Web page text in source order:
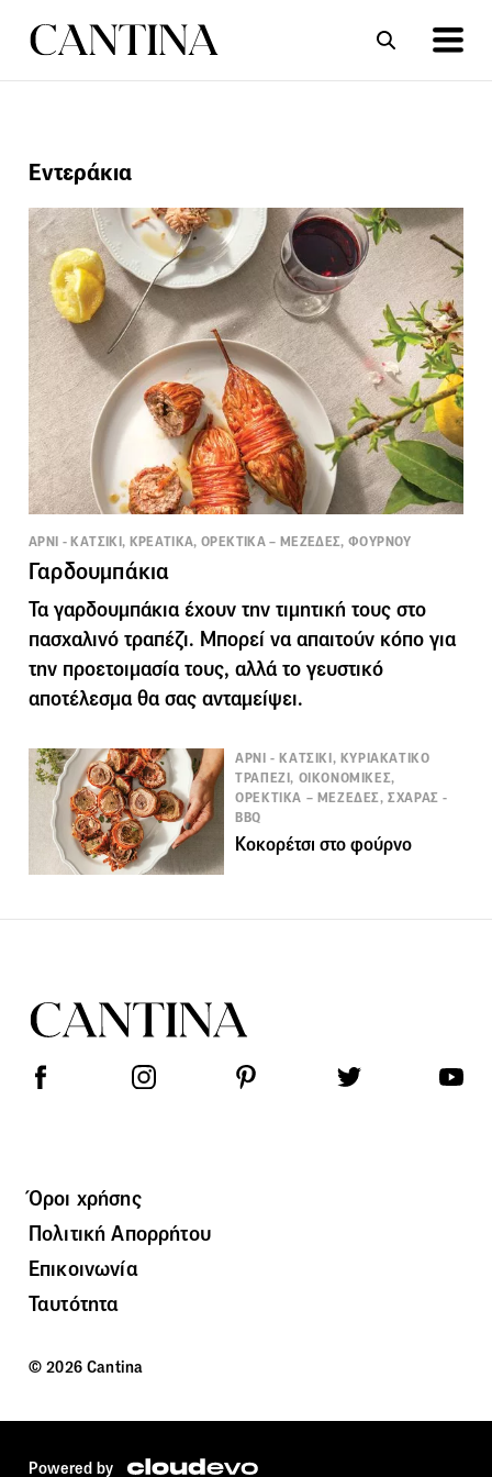
Εντεράκια
ΑΡΝΙ - ΚΑΤΣΙΚΙ, ΚΡΕΑΤΙΚΑ, ΟΡΕΚΤΙΚΑ – ΜΕΖΕΔΕΣ, ΦΟΥΡΝΟΥ
Γαρδουμπάκια
Τα γαρδουμπάκια έχουν την τιμητική τους στο
πασχαλινό τραπέζι. Μπορεί να απαιτούν κόπο για
την προετοιμασία τους, αλλά το γευστικό
αποτέλεσμα θα σας ανταμείψει.
ΑΡΝΙ - ΚΑΤΣΙΚΙ, ΚΥΡΙΑΚΑΤΙΚΟ
ΤΡΑΠΕΖΙ, ΟΙΚΟΝΟΜΙΚΕΣ,
ΟΡΕΚΤΙΚΑ – ΜΕΖΕΔΕΣ, ΣΧΑΡΑΣ -
BBQ
Κοκορέτσι στο φούρνο
Όροι χρήσης
Πολιτική Απορρήτου
Επικοινωνία
Ταυτότητα
© 2026 Cantina
Powered by